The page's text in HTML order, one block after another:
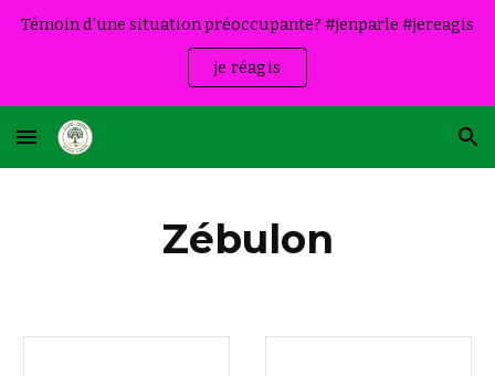
Témoin d'une situation préoccupante? #jenparle #jereagis
je réagis
Zébulon